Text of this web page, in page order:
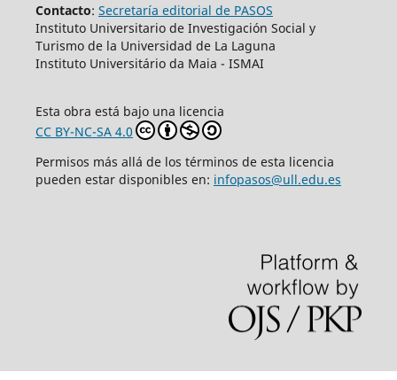
Contacto: Secretaría editorial de PASOS
Instituto Universitario de Investigación Social y
Turismo de la Universidad de La Laguna
Instituto Universitário da Maia - ISMAI
Esta obra está bajo una licencia
CC BY-NC-SA 4.0
Permisos más allá de los términos de esta licencia
pueden estar disponibles en: infopasos@ull.edu.es